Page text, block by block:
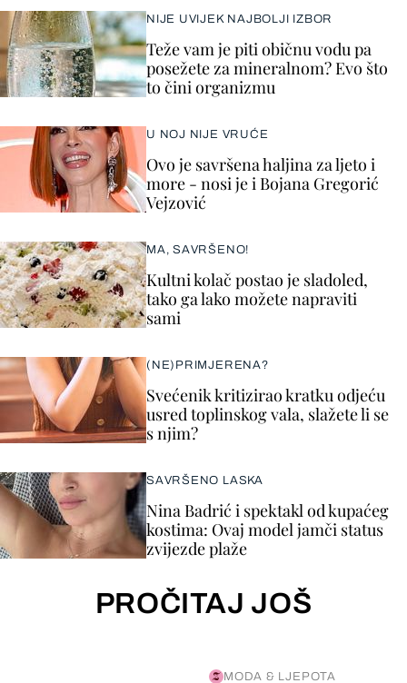
NIJE UVIJEK NAJBOLJI IZBOR
Teže vam je piti običnu vodu pa
posežete za mineralnom? Evo što
to čini organizmu
U NOJ NIJE VRUĆE
Ovo je savršena haljina za ljeto i
more - nosi je i Bojana Gregorić
Vejzović
MA, SAVRŠENO!
Kultni kolač postao je sladoled,
tako ga lako možete napraviti
sami
(NE)PRIMJERENA?
Svećenik kritizirao kratku odjeću
usred toplinskog vala, slažete li se
s njim?
SAVRŠENO LASKA
Nina Badrić i spektakl od kupaćeg
kostima: Ovaj model jamči status
zvijezde plaže
PROČITAJ JOŠ
MODA & LJEPOTA